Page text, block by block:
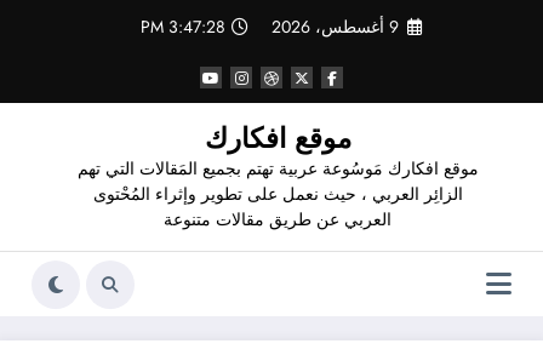
9 أغسطس، 2026 3:47:29 PM
موقع افكارك
موقع افكارك مَوسُوعة عربية تهتم بجميع المَقالات التي تهم
الزائِر العربي ، حيث نعمل على تطوير وإثراء المُحْتوى
العربي عن طريق مقالات متنوعة